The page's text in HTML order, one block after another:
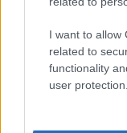
I want to allow
related to
functionality
user protection.